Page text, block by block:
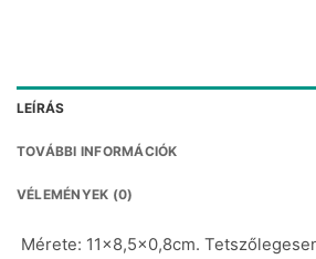
LEÍRÁS
TOVÁBBI INFORMÁCIÓK
VÉLEMÉNYEK (0)
Mérete: 11×8,5×0,8cm.